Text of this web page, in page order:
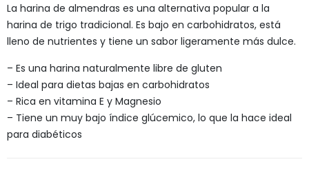
La harina de almendras es una alternativa popular a la
harina de trigo tradicional. Es bajo en carbohidratos, está
lleno de nutrientes y tiene un sabor ligeramente más dulce.
– Es una harina naturalmente libre de gluten
– Ideal para dietas bajas en carbohidratos
– Rica en vitamina E y Magnesio
– Tiene un muy bajo índice glúcemico, lo que la hace ideal
para diabéticos